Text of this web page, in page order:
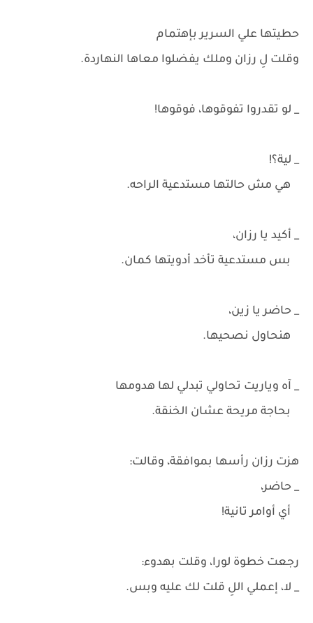
حطيتها علي السرير بإهتمام
وقلت لِ رزان وملك يفضلوا معاها النهاردة.
_ لو تقدروا تفوقوها، فوقوها!
_ لية؟!
هي مش حالتها مستدعية الراحه.
_ أكيد يا رزان،
بس مستدعية تأخد أدويتها كمان.
_ حاضر يا زين،
هنحاول نصحيها.
_ آه وياريت تحاولي تبدلي لها هدومها
بحاجة مريحة عشان الخنقة.
هزت رزان رأسها بموافقة، وقالت:
_ حاضر،
أي أوامر تانية!
رجعت خطوة لورا، وقلت بهدوء:
_ لا، إعملي اللِ قلت لك عليه وبس.